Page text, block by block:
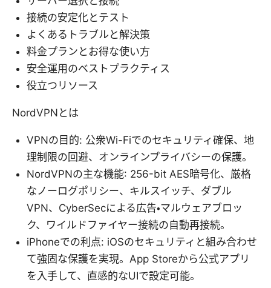
接続の安定化とテスト
よくあるトラブルと解決策
料金プランとお得な使い方
安全運用のベストプラクティス
役立つリソース
NordVPNとは
VPNの目的: 公衆Wi-Fiでのセキュリティ確保、地
理制限の回避、オンラインプライバシーの保護。
NordVPNの主な機能: 256-bit AES暗号化、厳格
なノーログポリシー、キルスイッチ、ダブル
VPN、CyberSecによる広告・マルウェアブロッ
ク、ワイルドファイヤー接続の自動再接続。
iPhoneでの利点: iOSのセキュリティと組み合わせ
て強固な保護を実現。App Storeから公式アプリ
を入手して、直感的なUIで設定可能。